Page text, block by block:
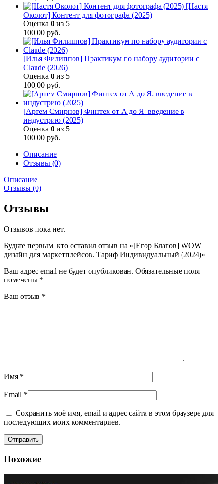
[Настя
Околот] Контент для фотографа (2025)
Оценка 0 из 5
100,00 руб.
[Илья Филиппов] Практикум по набору аудитории с
Claude (2026)
Оценка 0 из 5
100,00 руб.
[Артем Смирнов] Финтех от А до Я: введение в
индустрию (2025)
Оценка 0 из 5
100,00 руб.
Описание
Отзывы (0)
Описание
Отзывы (0)
Отзывы
Отзывов пока нет.
Будьте первым, кто оставил отзыв на «[Егор Благов] WOW
дизайн для маркетплейсов. Тариф Индивидуальный (2024)»
Ваш адрес email не будет опубликован. Обязательные поля
помечены *
Ваш отзыв *
Имя *
Email *
Сохранить моё имя, email и адрес сайта в этом браузере для
последующих моих комментариев.
Похожие